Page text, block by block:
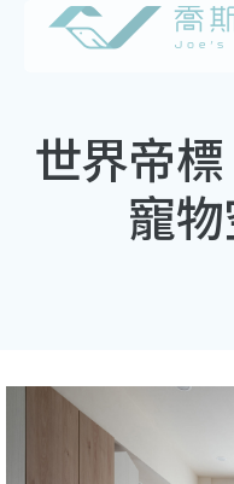
世界帝標
寵